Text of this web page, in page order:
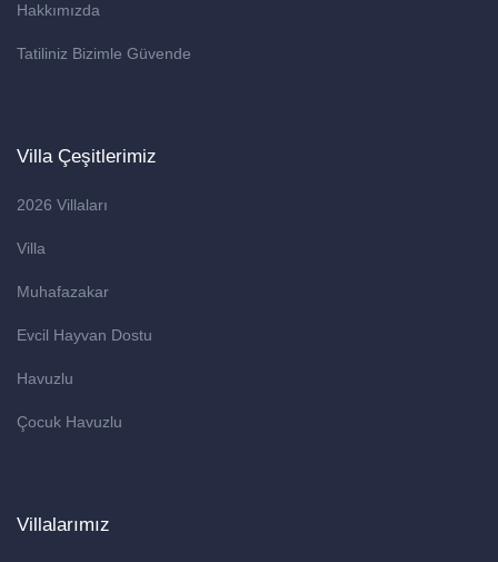
Hakkımızda
Tatiliniz Bizimle Güvende
Villa Çeşitlerimiz
2026 Villaları
Villa
Muhafazakar
Evcil Hayvan Dostu
Havuzlu
Çocuk Havuzlu
Villalarımız